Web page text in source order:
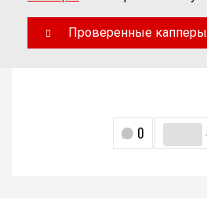
Проверенные капперы
0